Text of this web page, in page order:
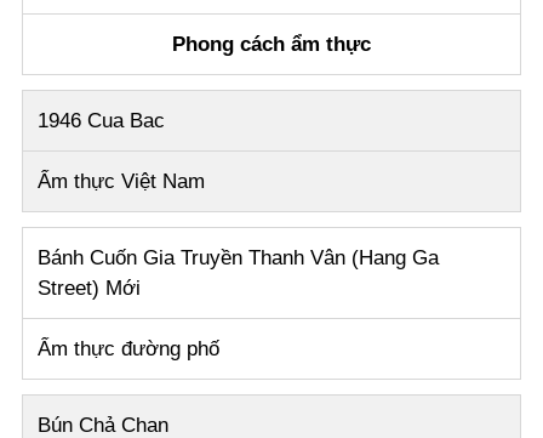
Phong cách ẩm thực
1946 Cua Bac
Ẩm thực Việt Nam
Bánh Cuốn Gia Truyền Thanh Vân (Hang Ga
Street) Mới
Ẩm thực đường phố
Bún Chả Chan